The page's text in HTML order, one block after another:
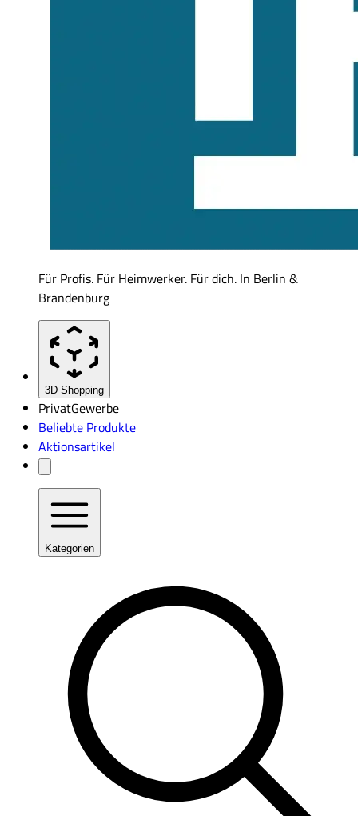
Für Profis. Für Heimwerker. Für dich. In Berlin &
Brandenburg
3D Shopping
PrivatGewerbe
Beliebte Produkte
Aktionsartikel
Kategorien